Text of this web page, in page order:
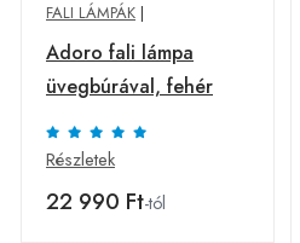
FALI LÁMPÁK |
Adoro fali lámpa
üvegbúrával, fehér
Részletek
22 990 Ft-tól